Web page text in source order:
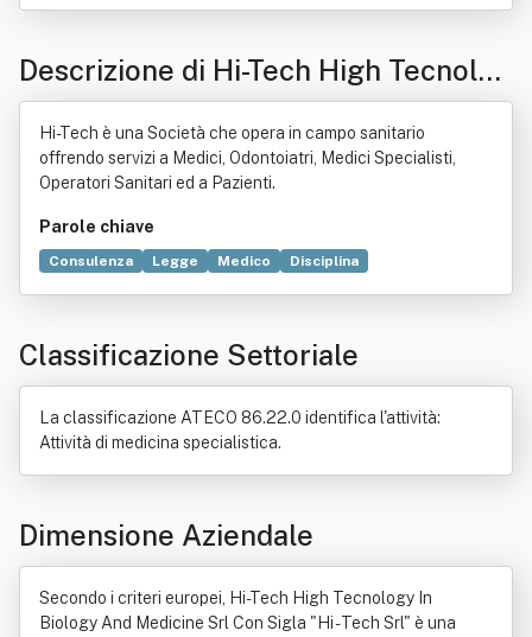
Descrizione di Hi-Tech High Tecnolo
gy In Biology And Medicine Srl Con
Sigla "Hi - Tech Srl"
Hi-Tech è una Società che opera in campo sanitario
offrendo servizi a Medici, Odontoiatri, Medici Specialisti,
Operatori Sanitari ed a Pazienti.
Parole chiave
Consulenza Legge Medico
Disciplina
Opt-out
Ricerca scientifica Biologia
Classificazione Settoriale
La classificazione ATECO 86.22.0 identifica l'attività:
Attività di medicina specialistica.
Dimensione Aziendale
Secondo i criteri europei, Hi-Tech High Tecnology In
Biology And Medicine Srl Con Sigla "Hi - Tech Srl" è una